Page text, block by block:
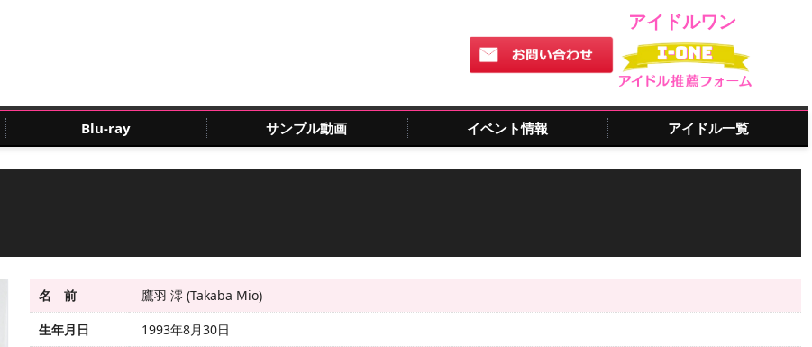
アイドルワン
Blu-ray サンプル動画 イベント情報 アイドル一覧
名 前
鷹羽 澪 (Takaba Mio)
生年月日
1993年8月30日